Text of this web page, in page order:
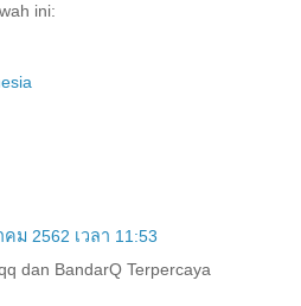
ini:
ม 2562 เวลา 11:53
dan BandarQ Terpercaya